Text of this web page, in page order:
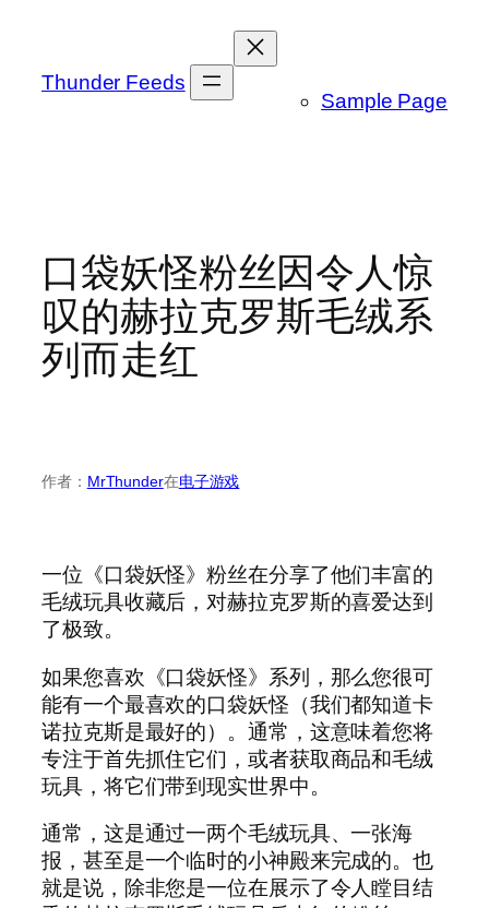
Thunder Feeds
Sample Page
口袋妖怪粉丝因令人惊
叹的赫拉克罗斯毛绒系
列而走红
作者： MrThunder在电子游戏
一位《口袋妖怪》粉丝在分享了他们丰富的
毛绒玩具收藏后，对赫拉克罗斯的喜爱达到
了极致。
如果您喜欢《口袋妖怪》系列，那么您很可
能有一个最喜欢的口袋妖怪（我们都知道卡
诺拉克斯是最好的）。通常，这意味着您将
专注于首先抓住它们，或者获取商品和毛绒
玩具，将它们带到现实世界中。
通常，这是通过一两个毛绒玩具、一张海
报，甚至是一个临时的小神殿来完成的。也
就是说，除非您是一位在展示了令人瞠目结